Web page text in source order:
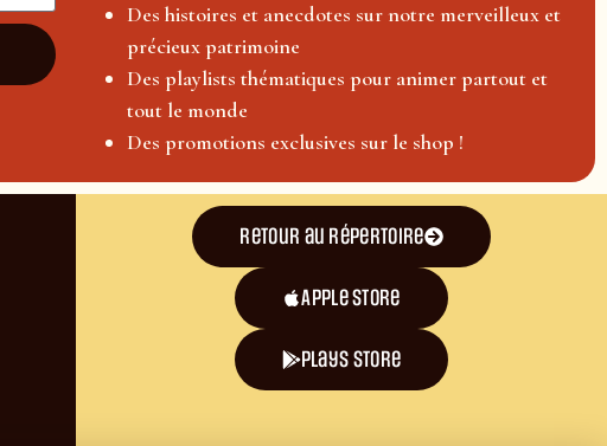
Des histoires et anecdotes sur notre merveilleux et
précieux patrimoine
Des playlists thématiques pour animer partout et
tout le monde
Des promotions exclusives sur le shop !
Retour au répertoire
Apple Store
plays store